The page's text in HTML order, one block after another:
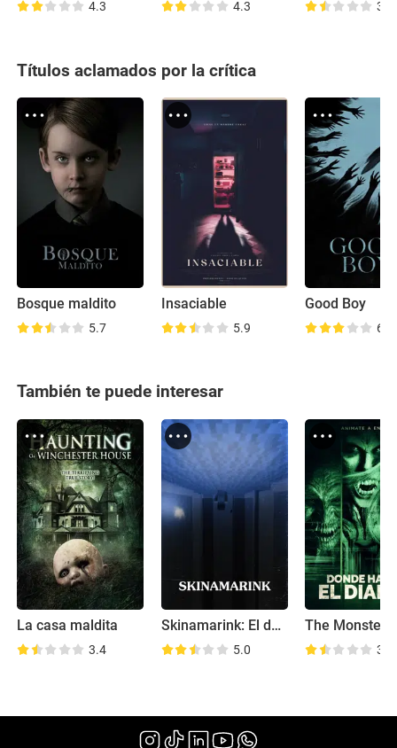
4.3 4.3 3.1
Títulos aclamados por la crítica
Bosque maldito
5.7
Insaciable
5.9
Good Boy
6.6
También te puede interesar
La casa maldita
3.4
Skinamarink: El despertar del mal
5.0 3.6
(2022)